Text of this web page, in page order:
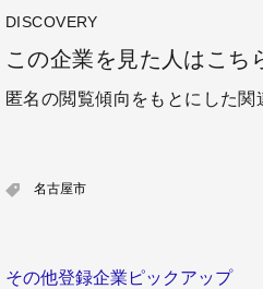
DISCOVERY
この企業を見た人はこち
匿名の閲覧傾向をもとにした関
名古屋市
その他登録企業ピックアップ